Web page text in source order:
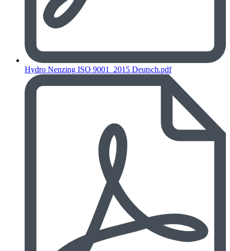
Hydro Nenzing ISO 9001_2015 Deutsch.pdf